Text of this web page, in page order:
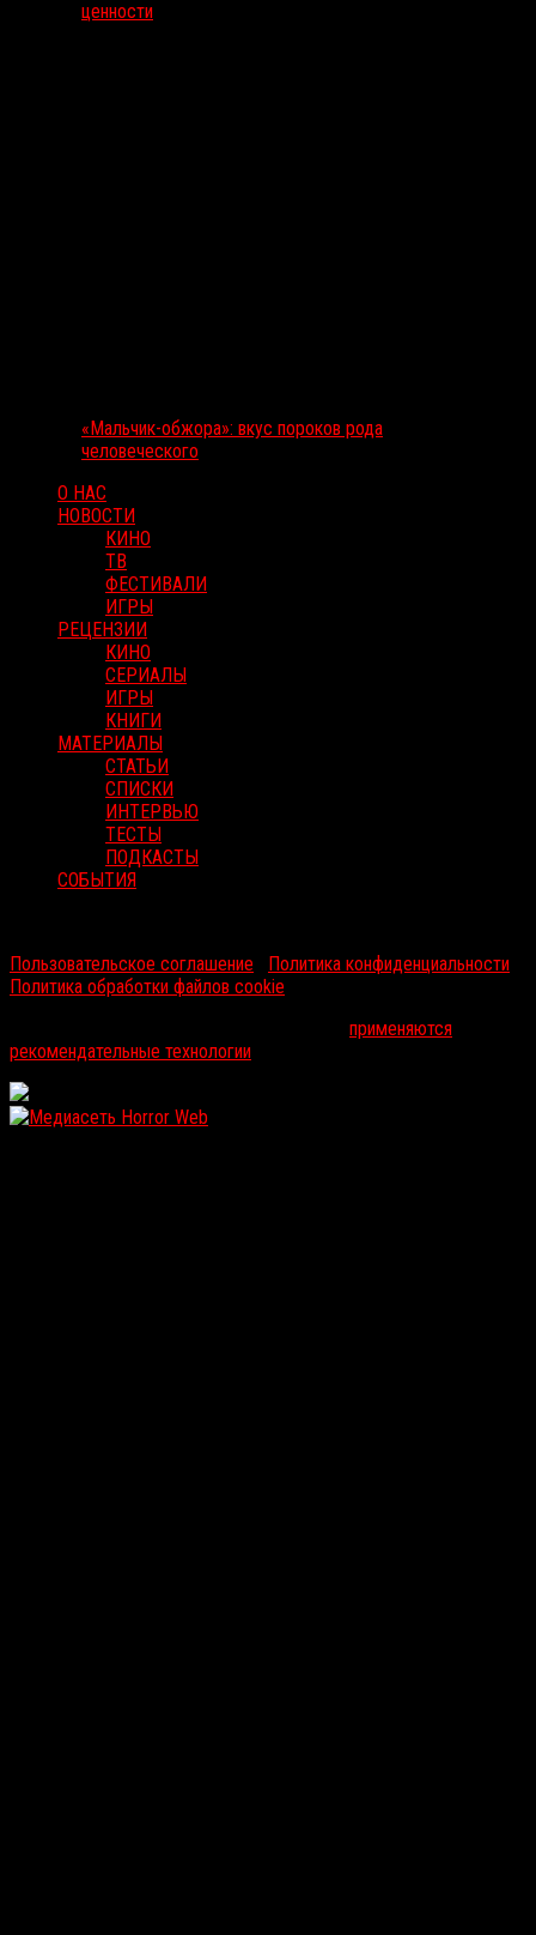
ценности
«Мальчик-обжора»: вкус пороков рода
человеческого
О НАС
НОВОСТИ
КИНО
ТВ
ФЕСТИВАЛИ
ИГРЫ
РЕЦЕНЗИИ
КИНО
СЕРИАЛЫ
ИГРЫ
КНИГИ
МАТЕРИАЛЫ
СТАТЬИ
СПИСКИ
ИНТЕРВЬЮ
ТЕСТЫ
ПОДКАСТЫ
СОБЫТИЯ
Пользовательское соглашение
Политика конфиденциальности
Политика обработки файлов cookie
применяются
рекомендательные технологии